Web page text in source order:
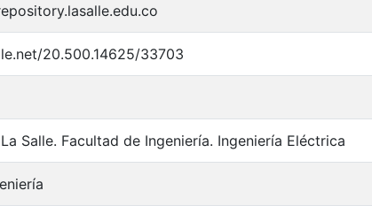
20.500.14625/33703
Salle. Facultad de Ingeniería. Ingeniería Eléctrica